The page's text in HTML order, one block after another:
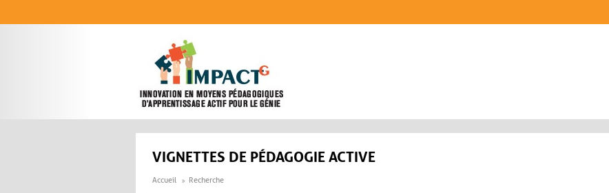
VIGNETTES DE PÉDAGOGIE ACTIVE
Accueil Recherche